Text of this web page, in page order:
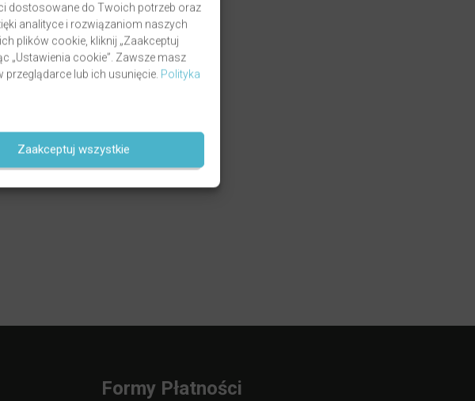
dostosowane do Twoich potrzeb oraz
analityce i rozwiązaniom naszych
plików cookie, kliknij „Zaakceptuj
„Ustawienia cookie”. Zawsze masz
lub ich usunięcie. Polityka
Zaakceptuj wszystkie
Formy Płatności